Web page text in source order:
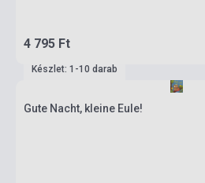
4 795 Ft
Készlet: 1-10 darab
Gute Nacht, kleine Eule!